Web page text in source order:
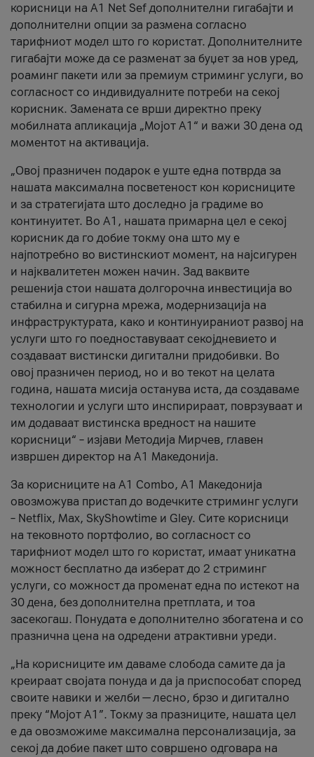
корисници на A1 Net Sef дополнителни гигабајти и
дополнителни опции за размена согласно
тарифниот модел што го користат. Дополнителните
гигабајти може да се разменат за буџет за нов уред,
роаминг пакети или за премиум стриминг услуги, во
согласност со индивидуалните потреби на секој
корисник. Замената се врши директно преку
мобилната апликација „Мојот А1“ и важи 30 дена од
моментот на активација.
„Овој празничен подарок е уште една потврда за
нашата максимална посветеност кон корисниците
и за стратегијата што доследно ја градиме во
континуитет. Во А1, нашата примарна цел е секој
корисник да го добие токму она што му е
најпотребно во вистинскиот момент, на најсигурен
и најквалитетен можен начин. Зад ваквите
решенија стои нашата долгорочна инвестиција во
стабилна и сигурна мрежа, модернизација на
инфраструктурата, како и континуираниот развој на
услуги што го поедноставуваат секојдневието и
создаваат вистински дигитални придобивки. Во
овој празничен период, но и во текот на целата
година, нашата мисија останува иста, да создаваме
технологии и услуги што инспирираат, поврзуваат и
им додаваат вистинска вредност на нашите
корисници“ – изјави Методија Мирчев, главен
извршен директор на А1 Македонија.
За корисниците на A1 Combo, А1 Македонија
овозможува пристап до водечките стриминг услуги
– Netflix, Max, SkyShowtime и Gley. Сите корисници
на тековното портфолио, во согласност со
тарифниот модел што го користат, имаат уникатна
можност бесплатно да изберат до 2 стриминг
услуги, со можност да променат една по истекот на
30 дена, без дополнителна претплата, и тоа
засекогаш. Понудата е дополнително збогатена и со
празнична цена на одредени атрактивни уреди.
„На корисниците им даваме слобода самите да ја
креираат својата понуда и да ја приспособат според
своите навики и желби — лесно, брзо и дигитално
преку “Мојот А1”. Токму за празниците, нашата цел
е да овозможиме максимална персонализација, за
секој да добие пакет што совршено одговара на